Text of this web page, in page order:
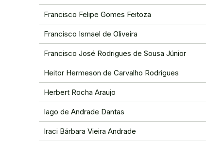
Francisco Felipe Gomes Feitoza
Francisco Ismael de Oliveira
Francisco José Rodrigues de Sousa Júnior
Heitor Hermeson de Carvalho Rodrigues
Herbert Rocha Araujo
Iago de Andrade Dantas
Iraci Bárbara Vieira Andrade